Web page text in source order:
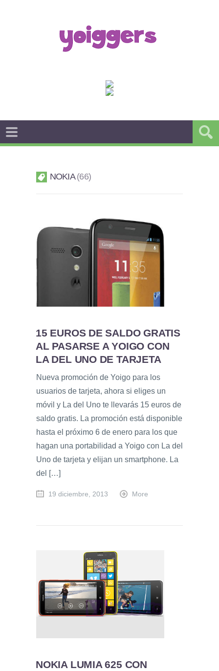
NOKIA 66
15 EUROS DE SALDO GRATIS
AL PASARSE A YOIGO CON
LA DEL UNO DE TARJETA
Nueva promoción de Yoigo para los
usuarios de tarjeta, ahora si eliges un
móvil y La del Uno te llevarás 15 euros de
saldo gratis. La promoción está disponible
hasta el próximo 6 de enero para los que
hagan una portabilidad a Yoigo con La del
Uno de tarjeta y elijan un smartphone. La
del […]
19 diciembre, 2013 More
NOKIA LUMIA 625 CON